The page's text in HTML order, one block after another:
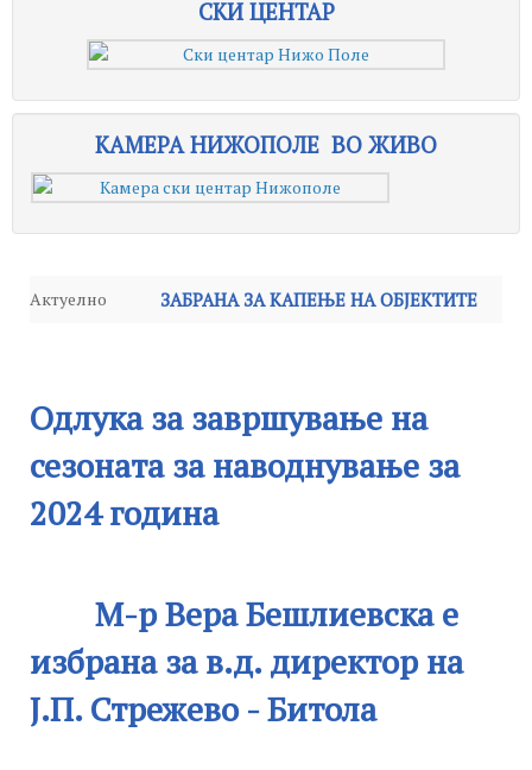
СКИ ЦЕНТАР
КАМЕРА НИЖОПОЛЕ ВО ЖИВО
Актуелно ЗАБРАНА ЗА КАПЕЊЕ НА ОБЈЕКТИТЕ
Работни средби на Јавното
претпријатие “Стрежево” – Битола
Одлука за завршување на сезоната за
Одлука за завршување на
сезоната за наводнување за
2024 година
М-р Вера Бешлиевска е
избрана за в.д. директор на
Ј.П. Стрежево - Битола